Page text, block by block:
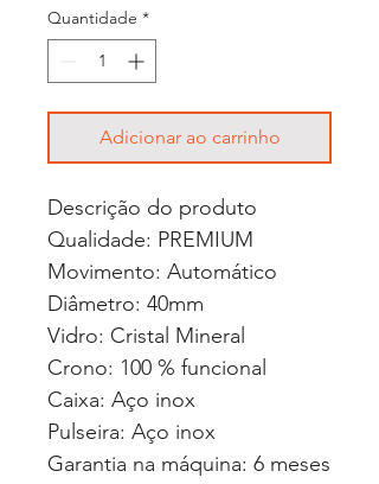
Quantidade *
Adicionar ao carrinho
Descrição do produto
Qualidade: PREMIUM
Movimento: Automático
Diâmetro: 40mm
Vidro: Cristal Mineral
Crono: 100 % funcional
Caixa: Aço inox
Pulseira: Aço inox
Garantia na máquina: 6 meses